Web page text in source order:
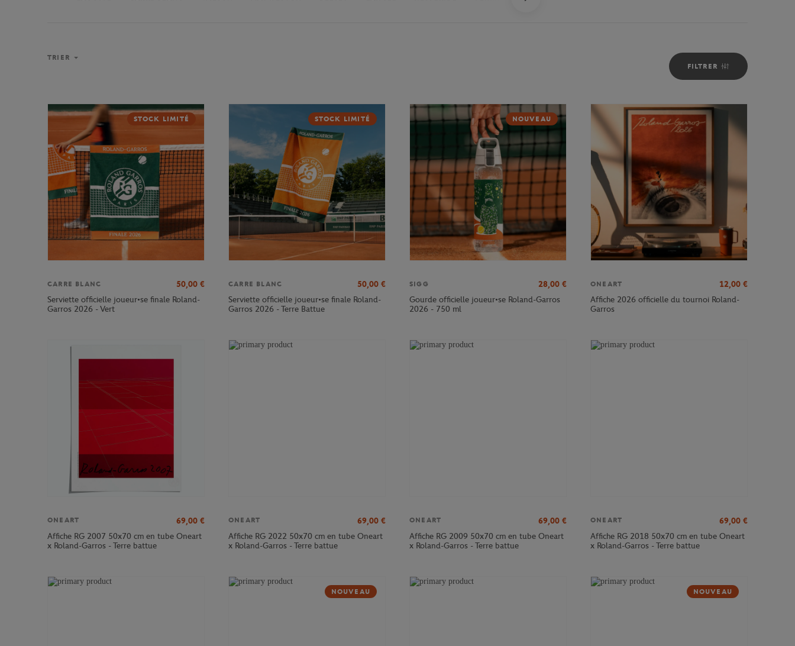
FILTRER
TRIER
STOCK LIMITÉ
CARRE BLANC 50,00 €
Serviette officielle joueur•se finale Roland-
Garros 2026 - Vert
STOCK LIMITÉ
CARRE BLANC 50,00 €
Serviette officielle joueur•se finale Roland-
Garros 2026 - Terre Battue
NOUVEAU
SIGG 28,00 €
Gourde officielle joueur•se Roland-Garros
2026 - 750 ml
ONEART 12,00 €
Affiche 2026 officielle du tournoi Roland-
Garros
ONEART 69,00 €
Affiche RG 2007 50x70 cm en tube Oneart
x Roland-Garros - Terre battue
ONEART 69,00 €
Affiche RG 2022 50x70 cm en tube Oneart
x Roland-Garros - Terre battue
ONEART 69,00 €
Affiche RG 2009 50x70 cm en tube Oneart
x Roland-Garros - Terre battue
ONEART 69,00 €
Affiche RG 2018 50x70 cm en tube Oneart
x Roland-Garros - Terre battue
NOUVEAU NOUVEAU